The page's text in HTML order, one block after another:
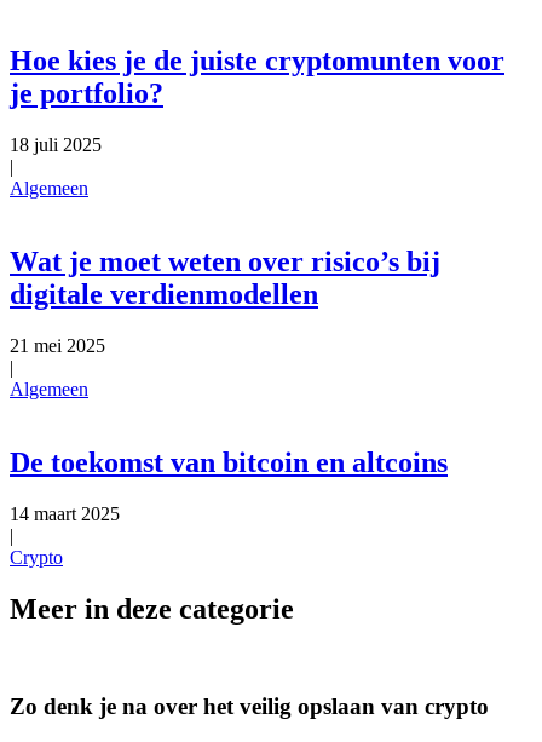
Hoe kies je de juiste cryptomunten voor
je portfolio?
18 juli 2025
|
Algemeen
Wat je moet weten over risico’s bij
digitale verdienmodellen
21 mei 2025
|
Algemeen
De toekomst van bitcoin en altcoins
14 maart 2025
|
Crypto
Meer in deze categorie
Zo denk je na over het veilig opslaan van crypto